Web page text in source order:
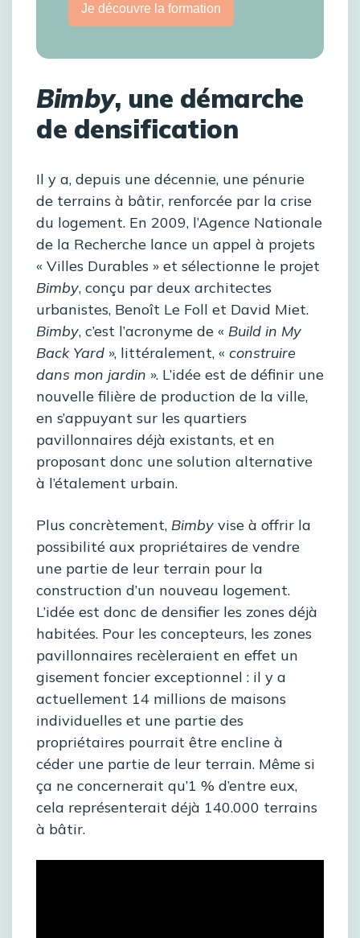
Je découvre la formation
Bimby, une démarche
de densification
Il y a, depuis une décennie, une pénurie
de terrains à bâtir, renforcée par la crise
du logement. En 2009, l’Agence Nationale
de la Recherche lance un appel à projets
« Villes Durables » et sélectionne le projet
Bimby, conçu par deux architectes
urbanistes, Benoît Le Foll et David Miet.
Bimby, c’est l’acronyme de « Build in My
Back Yard », littéralement, « construire
dans mon jardin ». L’idée est de définir une
nouvelle filière de production de la ville,
en s’appuyant sur les quartiers
pavillonnaires déjà existants, et en
proposant donc une solution alternative
à l’étalement urbain.
Plus concrètement, Bimby vise à offrir la
possibilité aux propriétaires de vendre
une partie de leur terrain pour la
construction d’un nouveau logement.
L’idée est donc de densifier les zones déjà
habitées. Pour les concepteurs, les zones
pavillonnaires recèleraient en effet un
gisement foncier exceptionnel : il y a
actuellement 14 millions de maisons
individuelles et une partie des
propriétaires pourrait être encline à
céder une partie de leur terrain. Même si
ça ne concernerait qu’1 % d’entre eux,
cela représenterait déjà 140.000 terrains
à bâtir.